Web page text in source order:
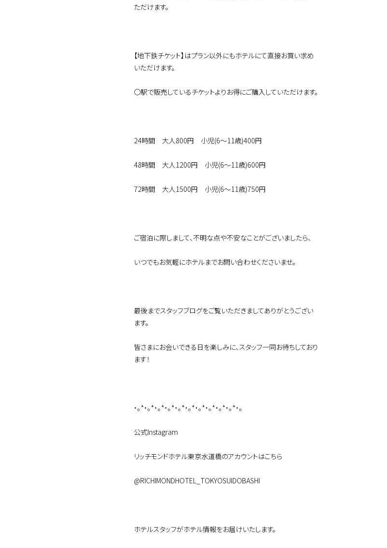
ただけます。
【地下鉄チケット】はプラン以外にもホテルにて直接お買い求め
いただけます。
〇駅で販売しているチケットよりお得にご購入していただけます。
24時間 大人800円 小児(6～11歳)400円
48時間 大人1200円 小児(6～11歳)600円
72時間 大人1500円 小児(6～11歳)750円
ご宿泊に際しまして、不明な点や不安なことがございましたら、
いつでもお気軽にホテルまでお問い合わせくださいませ。
最後までスタッフブログをご覧いただきましてありがとうござい
ます。
皆さまにお会いできる日を楽しみに、スタッフ一同お待ちしており
ます！
・。*・。*・。*・。*・。*・。*・。*・。*・。*・。*・。
公式Instagram
リッチモンドホテル東京水道橋のアカウントはこちら
@RICHIMONDHOTEL_TOKYOSUIDOBASHI
ホテルスタッフがホテル情報をお届けいたします。